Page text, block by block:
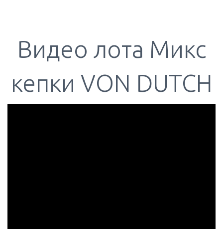
Видео лота Микс
кепки VON DUTCH